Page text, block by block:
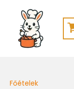
content
Főételek